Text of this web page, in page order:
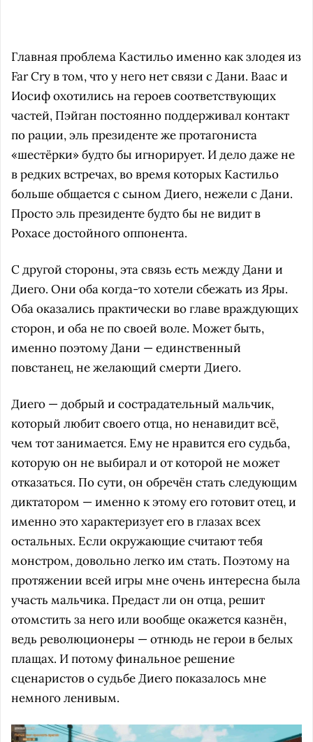
Главная проблема Кастильо именно как злодея из
Far Cry в том, что у него нет связи с Дани. Ваас и
Иосиф охотились на героев соответствующих
частей, Пэйган постоянно поддерживал контакт
по рации, эль президенте же протагониста
«шестёрки» будто бы игнорирует. И дело даже не
в редких встречах, во время которых Кастильо
больше общается с сыном Диего, нежели с Дани.
Просто эль президенте будто бы не видит в
Рохасе достойного оппонента.
С другой стороны, эта связь есть между Дани и
Диего. Они оба когда-то хотели сбежать из Яры.
Оба оказались практически во главе враждующих
сторон, и оба не по своей воле. Может быть,
именно поэтому Дани — единственный
повстанец, не желающий смерти Диего.
Диего — добрый и сострадательный мальчик,
который любит своего отца, но ненавидит всё,
чем тот занимается. Ему не нравится его судьба,
которую он не выбирал и от которой не может
отказаться. По сути, он обречён стать следующим
диктатором — именно к этому его готовит отец, и
именно это характеризует его в глазах всех
остальных. Если окружающие считают тебя
монстром, довольно легко им стать. Поэтому на
протяжении всей игры мне очень интересна была
участь мальчика. Предаст ли он отца, решит
отомстить за него или вообще окажется казнён,
ведь революционеры — отнюдь не герои в белых
плащах. И потому финальное решение
сценаристов о судьбе Диего показалось мне
немного ленивым.